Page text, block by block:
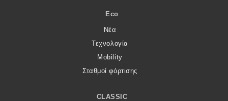
Eco
Νέα
Τεχνολογία
Mobility
Σταθμοί φόρτισης
CLASSIC